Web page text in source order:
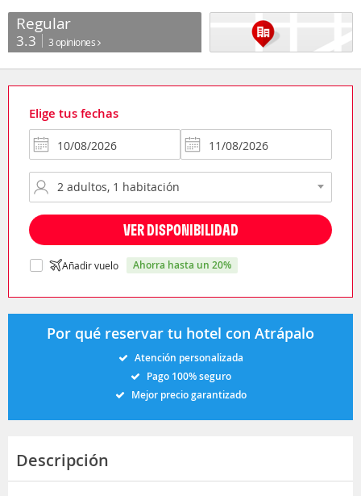
Regular
3.3 3 opiniones
Elige tus fechas
VER DISPONIBILIDAD
Añadir vuelo ahorra hasta un 20%
Por qué reservar tu hotel con Atrápalo
Atención personalizada
Pago 100% seguro
Mejor precio garantizado
Descripción